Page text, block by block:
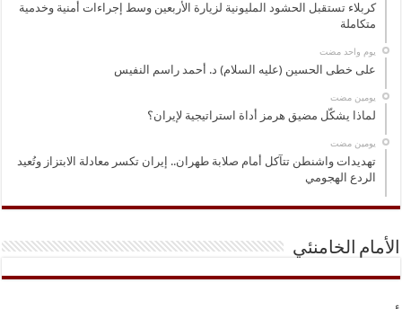
كربلاء تستقبل الحشود المليونية لزيارة الأربعين وسط إجراءات أمنية وخدمية
متكاملة
‏يوم واحد مضت
على خطى الحسين (عليه السلام) د. أحمد راسم النفيس
‏يومين مضت
لماذا يشكّل مضيق هرمز أداة استراتيجية لإيران؟
‏يومين مضت
تهديدات واشنطن تتآكل أمام صلابة طهران.. إيران تكسر معادلة الابتزاز وتُعيد
الردع الهجومي
الأمام الخامنئي